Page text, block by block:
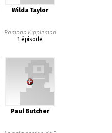
Wilda Taylor
Ramona Kippleman
1 épisode
Paul Butcher